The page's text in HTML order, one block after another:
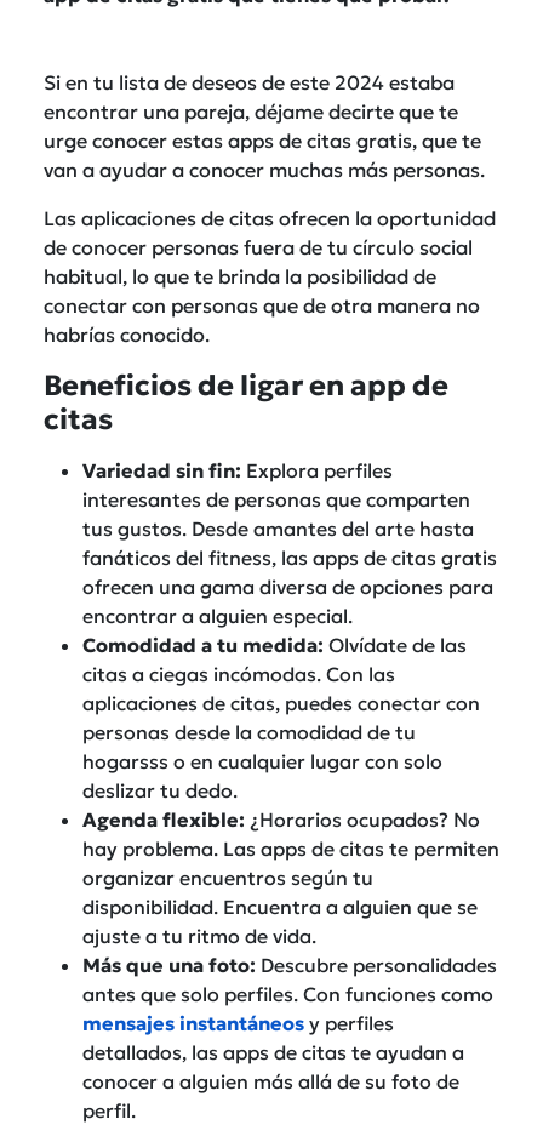
Si en tu lista de deseos de este 2024 estaba
encontrar una pareja, déjame decirte que te
urge conocer estas apps de citas gratis, que te
van a ayudar a conocer muchas más personas.
Las aplicaciones de citas ofrecen la oportunidad
de conocer personas fuera de tu círculo social
habitual, lo que te brinda la posibilidad de
conectar con personas que de otra manera no
habrías conocido.
Beneficios de ligar en app de
citas
Variedad sin fin: Explora perfiles
interesantes de personas que comparten
tus gustos. Desde amantes del arte hasta
fanáticos del fitness, las apps de citas gratis
ofrecen una gama diversa de opciones para
encontrar a alguien especial.
Comodidad a tu medida: Olvídate de las
citas a ciegas incómodas. Con las
aplicaciones de citas, puedes conectar con
personas desde la comodidad de tu
hogarsss o en cualquier lugar con solo
deslizar tu dedo.
Agenda flexible: ¿Horarios ocupados? No
hay problema. Las apps de citas te permiten
organizar encuentros según tu
disponibilidad. Encuentra a alguien que se
ajuste a tu ritmo de vida.
Más que una foto: Descubre personalidades
antes que solo perfiles. Con funciones como
mensajes instantáneos y perfiles
detallados, las apps de citas te ayudan a
conocer a alguien más allá de su foto de
perfil.